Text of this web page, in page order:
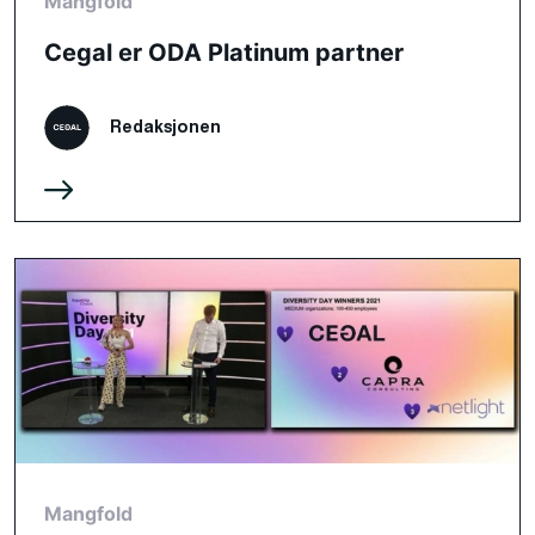
Cegal er ODA Platinum partner
Redaksjonen
Mangfold